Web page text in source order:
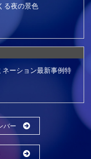
る夜の景色
ネーション最新事例特
バー